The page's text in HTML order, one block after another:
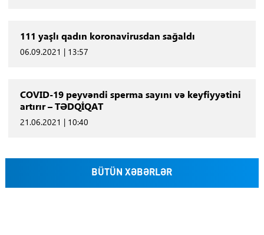
111 yaşlı qadın koronavirusdan sağaldı
06.09.2021 | 13:57
COVID-19 peyvəndi sperma sayını və keyfiyyətini
artırır – TƏDQİQAT
21.06.2021 | 10:40
BÜTÜN XƏBƏRLƏR